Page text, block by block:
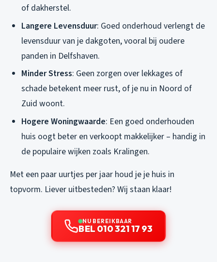
of dakherstel.
Langere Levensduur: Goed onderhoud verlengt de
levensduur van je dakgoten, vooral bij oudere
panden in Delfshaven.
Minder Stress: Geen zorgen over lekkages of
schade betekent meer rust, of je nu in Noord of
Zuid woont.
Hogere Woningwaarde: Een goed onderhouden
huis oogt beter en verkoopt makkelijker – handig in
de populaire wijken zoals Kralingen.
Met een paar uurtjes per jaar houd je je huis in
topvorm. Liever uitbesteden? Wij staan klaar!
NU BEREIKBAAR
BEL 010 321 17 93